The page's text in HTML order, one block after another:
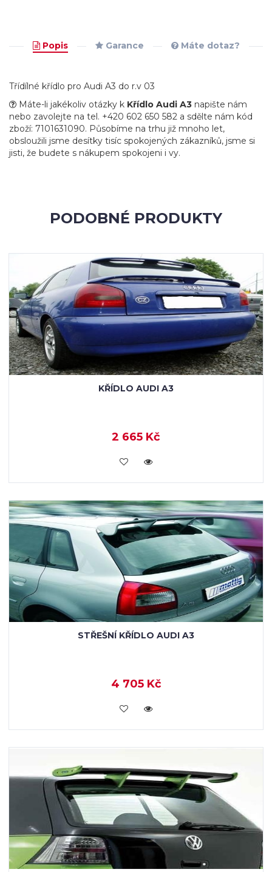
Popis Garance Máte dotaz?
Třídílné křídlo pro Audi A3 do r.v 03
Máte-li jakékoliv otázky k Křídlo Audi A3 napište nám
nebo zavolejte na tel. +420 602 650 582 a sdělte nám kód
zboží: 7101631090. Působíme na trhu již mnoho let,
obsloužili jsme desítky tisíc spokojených zákazníků, jsme si
jisti, že budete s nákupem spokojeni i vy.
PODOBNÉ PRODUKTY
KŘÍDLO AUDI A3
2 665 Kč
KOUPIT
STŘEŠNÍ KŘÍDLO AUDI A3
4 705 Kč
KOUPIT